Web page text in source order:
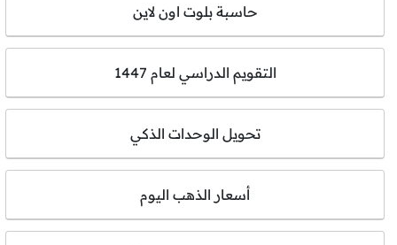
حاسبة بلوت اون لاين
التقويم الدراسي لعام 1447
تحويل الوحدات الذكي
أسعار الذهب اليوم